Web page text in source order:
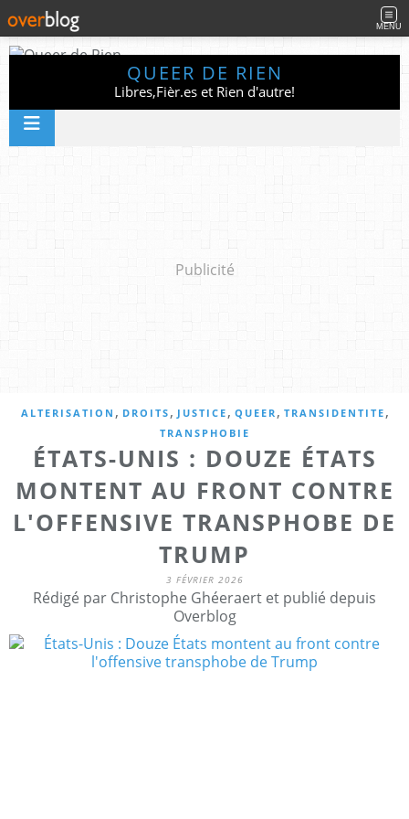
MENU
QUEER DE RIEN
Libres,Fièr.es et Rien d'autre!
Publicité
ALTERISATION , DROITS , JUSTICE , QUEER , TRANSIDENTITE ,
TRANSPHOBIE
ÉTATS-UNIS : DOUZE ÉTATS
MONTENT AU FRONT CONTRE
L'OFFENSIVE TRANSPHOBE DE
TRUMP
3 FÉVRIER 2026
Rédigé par Christophe Ghéeraert et publié depuis
Overblog